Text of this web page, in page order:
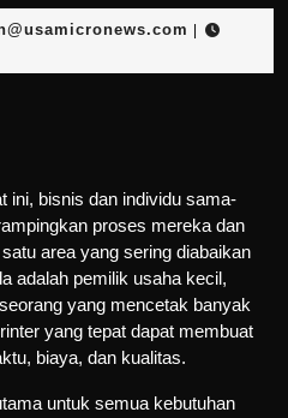
ini, bisnis dan individu sama-
proses mereka dan
area yang sering diabaikan
adalah pemilik usaha kecil,
yang mencetak banyak
yang tepat dapat membuat
biaya, dan kualitas.
untuk semua kebutuhan